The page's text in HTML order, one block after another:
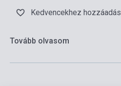
Kedvencekhez hozzáadás
Tovább olvasom